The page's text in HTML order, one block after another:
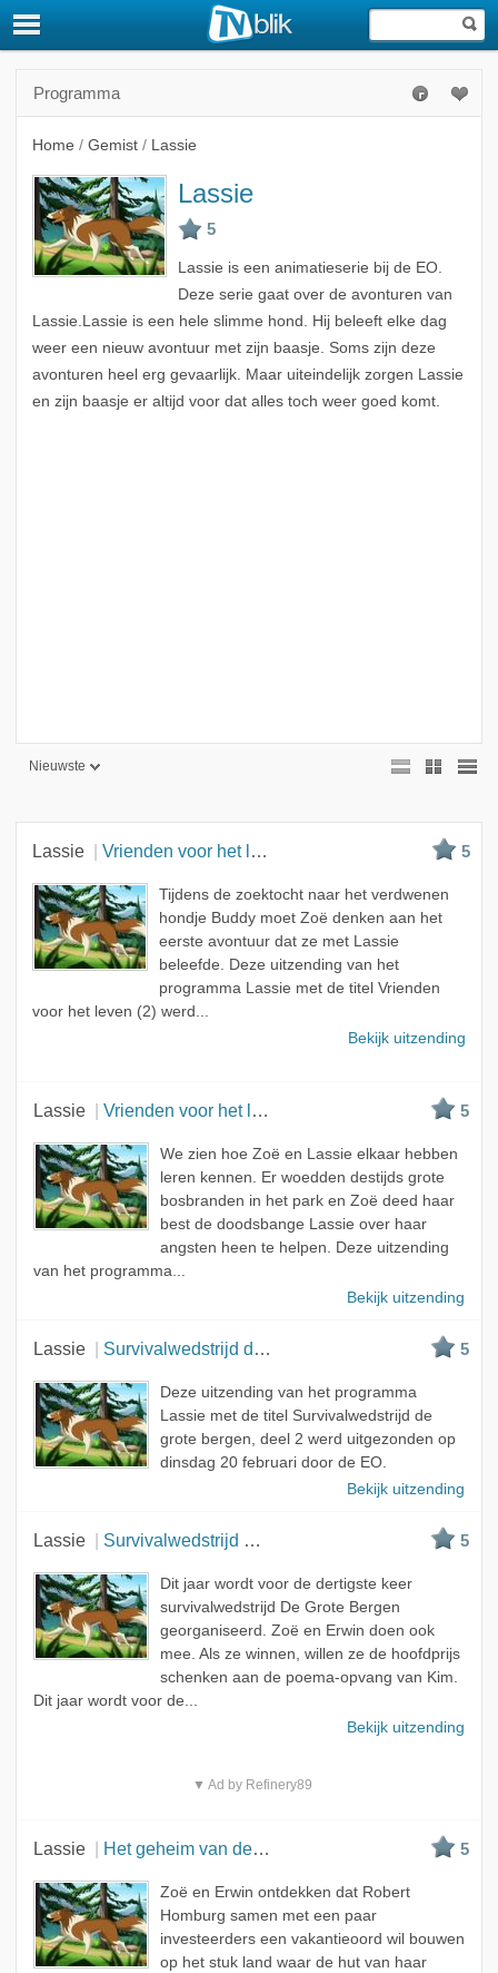
Programma
Home / Gemist / Lassie
Lassie
Lassie is een animatieserie bij de EO.
Deze serie gaat over de avonturen van
Lassie.Lassie is een hele slimme hond. Hij beleeft elke dag
weer een nieuw avontuur met zijn baasje. Soms zijn deze
avonturen heel erg gevaarlijk. Maar uiteindelijk zorgen Lassie
en zijn baasje er altijd voor dat alles toch weer goed komt.
Nieuwste
A - Z
Lassie Vrienden voor het leven (2) 5
Tijdens de zoektocht naar het verdwenen
hondje Buddy moet Zoë denken aan het
eerste avontuur dat ze met Lassie
beleefde. Deze uitzending van het
programma Lassie met de titel Vrienden
voor het leven (2) werd...
Bekijk uitzending
Lassie Vrienden voor het leven, deel 1 5
We zien hoe Zoë en Lassie elkaar hebben
leren kennen. Er woedden destijds grote
bosbranden in het park en Zoë deed haar
best de doodsbange Lassie over haar
angsten heen te helpen. Deze uitzending
van het programma...
Bekijk uitzending
Lassie Survivalwedstrijd de grote bergen, deel 2 5
Deze uitzending van het programma
Lassie met de titel Survivalwedstrijd de
grote bergen, deel 2 werd uitgezonden op
dinsdag 20 februari door de EO.
Bekijk uitzending
Lassie Survivalwedstrijd De Grote Bergen (1) 5
Dit jaar wordt voor de dertigste keer
survivalwedstrijd De Grote Bergen
georganiseerd. Zoë en Erwin doen ook
mee. Als ze winnen, willen ze de hoofdprijs
schenken aan de poema-opvang van Kim.
Dit jaar wordt voor de...
Bekijk uitzending
▼ Ad by Refinery89
Lassie Het geheim van de familie Bakker 5
Zoë en Erwin ontdekken dat Robert
Homburg samen met een paar
investeerders een vakantieoord wil bouwen
op het stuk land waar de hut van haar